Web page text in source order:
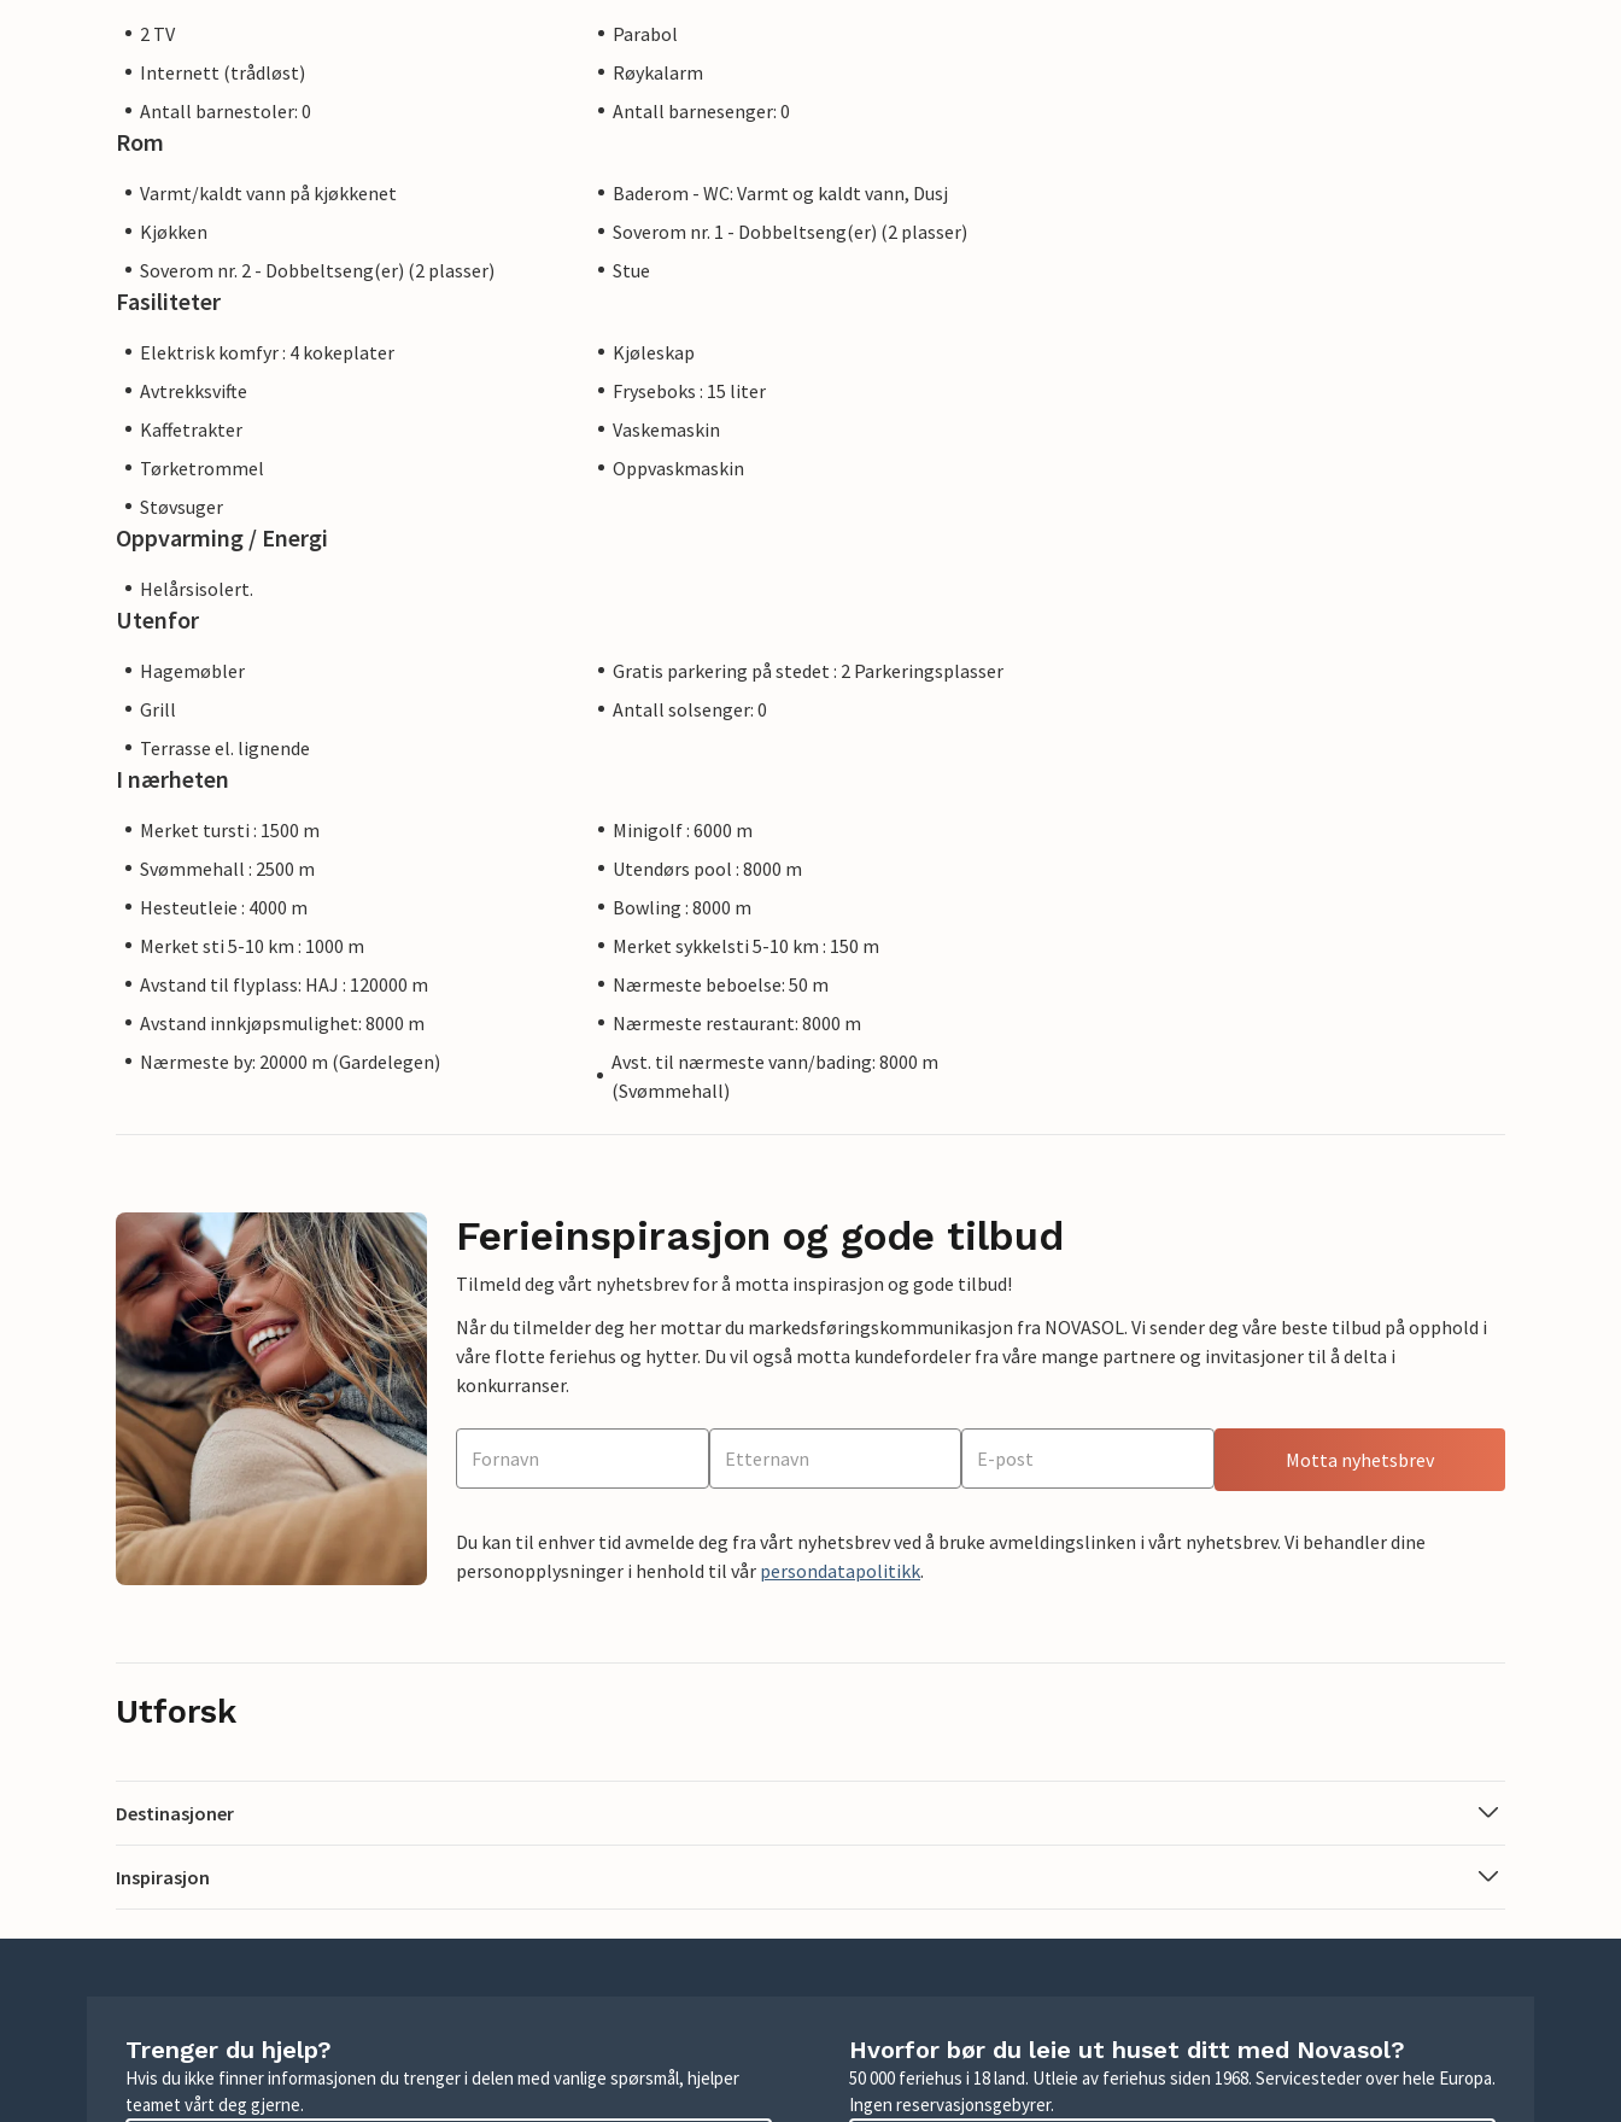
2 TV
Parabol
Internett (trådløst)
Røykalarm
Antall barnestoler: 0
Antall barnesenger: 0
Rom
Varmt/kaldt vann på kjøkkenet
Baderom - WC: Varmt og kaldt vann, Dusj
Kjøkken
Soverom nr. 1 - Dobbeltseng(er) (2 plasser)
Soverom nr. 2 - Dobbeltseng(er) (2 plasser)
Stue
Fasiliteter
Elektrisk komfyr : 4 kokeplater
Kjøleskap
Avtrekksvifte
Fryseboks : 15 liter
Kaffetrakter
Vaskemaskin
Tørketrommel
Oppvaskmaskin
Støvsuger
Oppvarming / Energi
Helårsisolert.
Utenfor
Hagemøbler
Gratis parkering på stedet : 2 Parkeringsplasser
Grill
Antall solsenger: 0
Terrasse el. lignende
I nærheten
Merket tursti : 1500 m
Minigolf : 6000 m
Svømmehall : 2500 m
Utendørs pool : 8000 m
Hesteutleie : 4000 m
Bowling : 8000 m
Merket sti 5-10 km : 1000 m
Merket sykkelsti 5-10 km : 150 m
Avstand til flyplass: HAJ : 120000 m
Nærmeste beboelse: 50 m
Avstand innkjøpsmulighet: 8000 m
Nærmeste restaurant: 8000 m
Nærmeste by: 20000 m (Gardelegen)
Avst. til nærmeste vann/bading: 8000 m
(Svømmehall)
Ferieinspirasjon og gode tilbud
Tilmeld deg vårt nyhetsbrev for å motta inspirasjon og gode tilbud!
Når du tilmelder deg her mottar du markedsføringskommunikasjon fra NOVASOL. Vi sender deg våre beste tilbud på opphold i
våre flotte feriehus og hytter. Du vil også motta kundefordeler fra våre mange partnere og invitasjoner til å delta i
konkurranser.
Motta nyhetsbrev
Du kan til enhver tid avmelde deg fra vårt nyhetsbrev ved å bruke avmeldingslinken i vårt nyhetsbrev. Vi behandler dine
personopplysninger i henhold til vår persondatapolitikk.
Utforsk
Destinasjoner
Inspirasjon
Trenger du hjelp?
Hvis du ikke finner informasjonen du trenger i delen med vanlige spørsmål, hjelper
teamet vårt deg gjerne.
Hvorfor bør du leie ut huset ditt med Novasol?
50 000 feriehus i 18 land. Utleie av feriehus siden 1968. Servicesteder over hele Europa.
Ingen reservasjonsgebyrer.